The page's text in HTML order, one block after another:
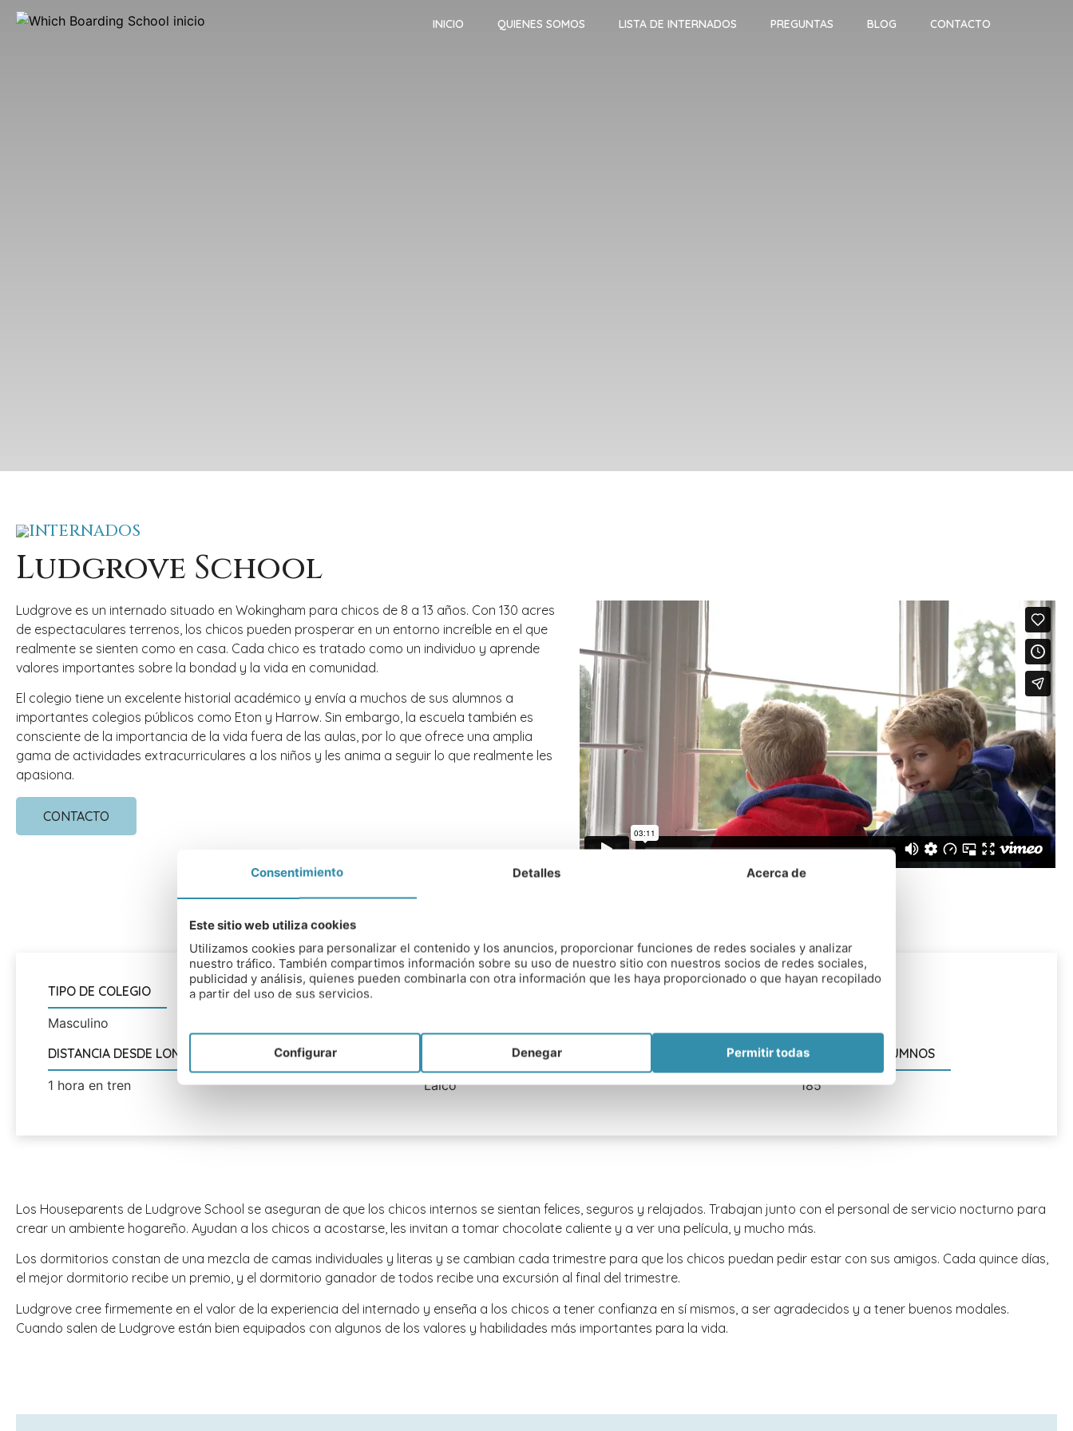
INICIO QUIENES SOMOS LISTA DE INTERNADOS PREGUNTAS BLOG CONTACTO
INTERNADOS
Ludgrove School
Ludgrove es un internado situado en Wokingham para chicos de 8 a 13 años. Con 130 acres
de espectaculares terrenos, los chicos pueden prosperar en un entorno increíble en el que
realmente se sienten como en casa. Cada chico es tratado como un individuo y aprende
valores importantes sobre la bondad y la vida en comunidad.
El colegio tiene un excelente historial académico y envía a muchos de sus alumnos a
importantes colegios públicos como Eton y Harrow. Sin embargo, la escuela también es
consciente de la importancia de la vida fuera de las aulas, por lo que ofrece una amplia
gama de actividades extracurriculares a los niños y les anima a seguir lo que realmente les
apasiona.
CONTACTO
TIPO DE COLEGIO
Masculino
RANGO EDAD
DISTANCIA DESDE LONDRES
1 hora en tren
TRADICIÓN RELIGIOSA
Laico
NÚMERO DE ALUMNOS
185
Los Houseparents de Ludgrove School se aseguran de que los chicos internos se sientan felices, seguros y relajados. Trabajan junto con el personal de servicio nocturno para
crear un ambiente hogareño. Ayudan a los chicos a acostarse, les invitan a tomar chocolate caliente y a ver una película, y mucho más.
Los dormitorios constan de una mezcla de camas individuales y literas y se cambian cada trimestre para que los chicos puedan pedir estar con sus amigos. Cada quince días,
el mejor dormitorio recibe un premio, y el dormitorio ganador de todos recibe una excursión al final del trimestre.
Ludgrove cree firmemente en el valor de la experiencia del internado y enseña a los chicos a tener confianza en sí mismos, a ser agradecidos y a tener buenos modales.
Cuando salen de Ludgrove están bien equipados con algunos de los valores y habilidades más importantes para la vida.
Consentimiento Detalles Acerca de
Este sitio web utiliza cookies
Utilizamos cookies para personalizar el contenido y los anuncios, proporcionar funciones de redes sociales y analizar
nuestro tráfico. También compartimos información sobre su uso de nuestro sitio con nuestros socios de redes sociales,
publicidad y análisis, quienes pueden combinarla con otra información que les haya proporcionado o que hayan recopilado
a partir del uso de sus servicios.
Configurar Denegar Permitir todas